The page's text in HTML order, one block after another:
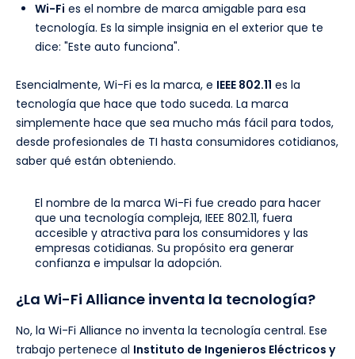
Wi-Fi es el nombre de marca amigable para esa
tecnología. Es la simple insignia en el exterior que te
dice: "Este auto funciona".
Esencialmente, Wi-Fi es la marca, e IEEE 802.11 es la
tecnología que hace que todo suceda. La marca
simplemente hace que sea mucho más fácil para todos,
desde profesionales de TI hasta consumidores cotidianos,
saber qué están obteniendo.
El nombre de la marca Wi-Fi fue creado para hacer
que una tecnología compleja, IEEE 802.11, fuera
accesible y atractiva para los consumidores y las
empresas cotidianas. Su propósito era generar
confianza e impulsar la adopción.
¿La Wi-Fi Alliance inventa la tecnología?
No, la Wi-Fi Alliance no inventa la tecnología central. Ese
trabajo pertenece al Instituto de Ingenieros Eléctricos y